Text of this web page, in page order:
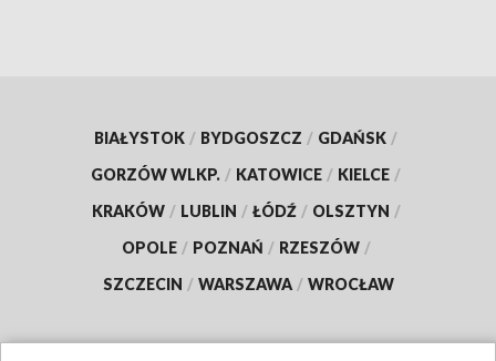
BIAŁYSTOK / BYDGOSZCZ / GDAŃSK /
GORZÓW WLKP. / KATOWICE / KIELCE /
KRAKÓW / LUBLIN / ŁÓDŹ / OLSZTYN /
OPOLE / POZNAŃ / RZESZÓW /
SZCZECIN / WARSZAWA / WROCŁAW